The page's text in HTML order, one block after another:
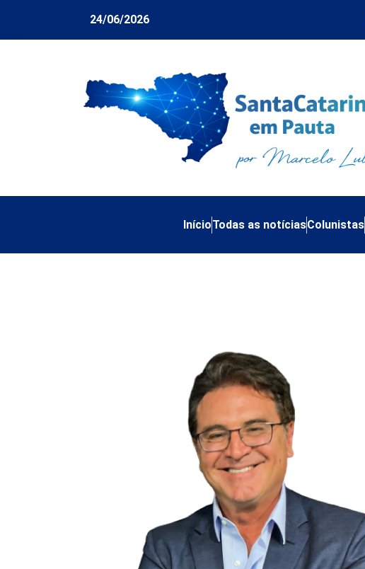
24/06/2026
InícioTodas as notíciasColunistas